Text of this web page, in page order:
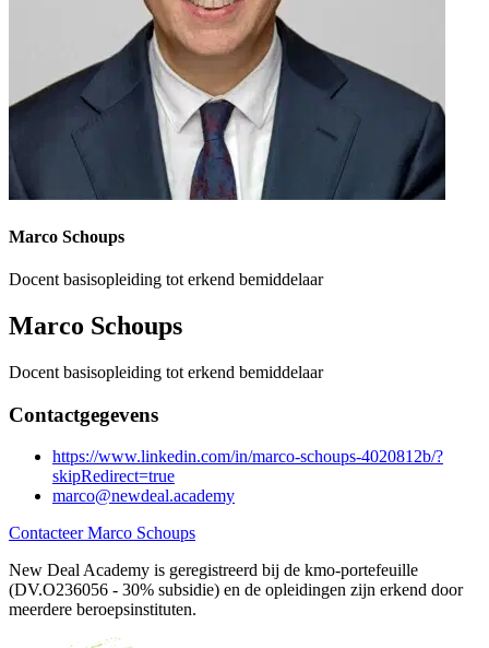
Marco Schoups
Docent basisopleiding tot erkend bemiddelaar
Marco Schoups
Docent basisopleiding tot erkend bemiddelaar
Contactgegevens
https://www.linkedin.com/in/marco-schoups-4020812b/?
skipRedirect=true
marco@newdeal.academy
Contacteer Marco Schoups
New Deal Academy is geregistreerd bij de kmo-portefeuille
(DV.O236056 - 30% subsidie) en de opleidingen zijn erkend door
meerdere beroepsinstituten.